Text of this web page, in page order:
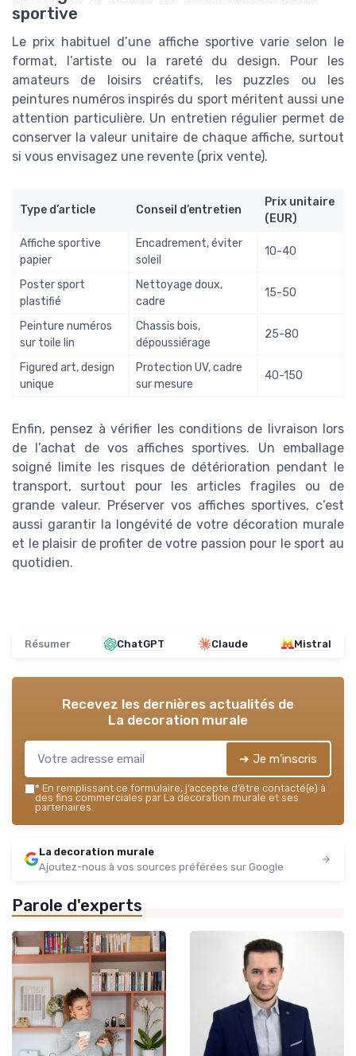
sportive
Le prix habituel d’une affiche sportive varie selon le
format, l’artiste ou la rareté du design. Pour les
amateurs de loisirs créatifs, les puzzles ou les
peintures numéros inspirés du sport méritent aussi une
attention particulière. Un entretien régulier permet de
conserver la valeur unitaire de chaque affiche, surtout
si vous envisagez une revente (prix vente).
Type d’article Conseil d’entretien
Prix unitaire
(EUR)
Affiche sportive
papier
Encadrement, éviter
soleil
10-40
Poster sport
plastifié
Nettoyage doux,
cadre
15-50
Peinture numéros
sur toile lin
Chassis bois,
dépoussiérage
25-80
Figured art, design
unique
Protection UV, cadre
sur mesure
40-150
Enfin, pensez à vérifier les conditions de livraison lors
de l’achat de vos affiches sportives. Un emballage
soigné limite les risques de détérioration pendant le
transport, surtout pour les articles fragiles ou de
grande valeur. Préserver vos affiches sportives, c’est
aussi garantir la longévité de votre décoration murale
et le plaisir de profiter de votre passion pour le sport au
quotidien.
Résumer ChatGPT Claude Mistral
Recevez les dernières actualités de
La decoration murale
➔ Je m'inscris
* En remplissant ce formulaire, j’accepte d’être contacté(e) à
des fins commerciales par La decoration murale et ses
partenaires.
La decoration murale
Ajoutez-nous à vos sources préférées sur Google
Parole d'experts